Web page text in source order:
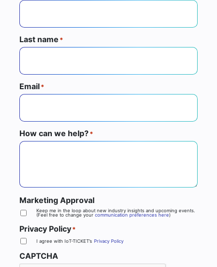
Last name *
Email*
How can we help?*
Marketing Approval
Keep me in the loop about new industry insights and upcoming events.
(Feel free to change your communication preferences here)
Privacy Policy*
I agree with IoT-TICKET’s Privacy Policy
CAPTCHA